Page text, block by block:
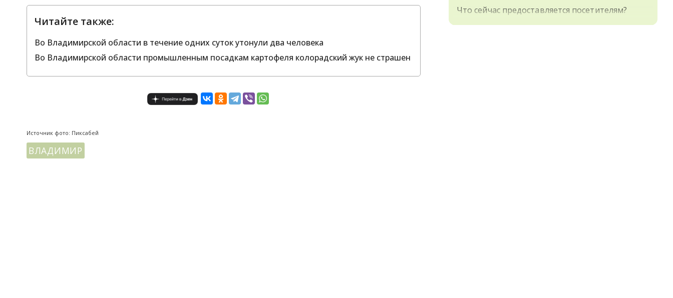
Читайте также:
Во Владимирской области в течение одних суток утонули два человека
Во Владимирской области промышленным посадкам картофеля колорадский жук не страшен
Источник фото: Пиксабей
ВЛАДИМИР
Что сейчас предоставляется посетителям?